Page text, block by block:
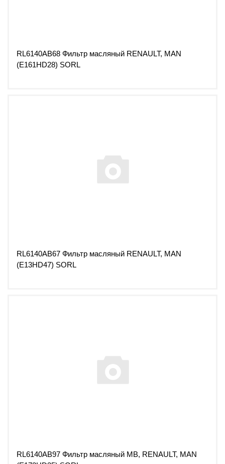
RL6140AB68 Фильтр масляный RENAULT, MAN
(E161HD28) SORL
RL6140AB67 Фильтр масляный RENAULT, MAN
(E13HD47) SORL
RL6140AB97 Фильтр масляный MB, RENAULT, MAN